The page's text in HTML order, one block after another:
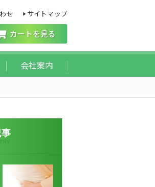
カートを見る
会社案内
せ サイトマップ